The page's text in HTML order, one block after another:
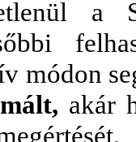
a
módon
akár